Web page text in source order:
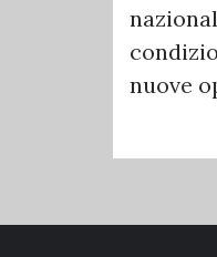
nuove